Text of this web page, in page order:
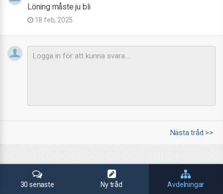
Löning måste ju bli
18 feb, 2025
Nästa tråd >>
30 senaste Ny tråd Avdelningar